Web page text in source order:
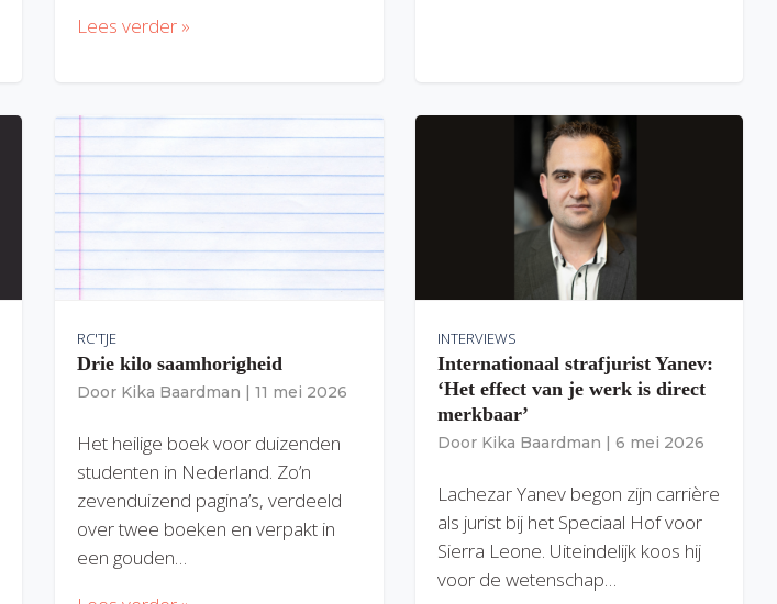
Lees verder »
RC'TJE
Drie kilo saamhorigheid
Door Kika Baardman | 11 mei 2026
Het heilige boek voor duizenden
studenten in Nederland. Zo’n
zevenduizend pagina’s, verdeeld
over twee boeken en verpakt in
een gouden…
INTERVIEWS
Internationaal strafjurist Yanev:
‘Het effect van je werk is direct
merkbaar’
Door Kika Baardman | 6 mei 2026
Lachezar Yanev begon zijn carrière
als jurist bij het Speciaal Hof voor
Sierra Leone. Uiteindelijk koos hij
voor de wetenschap…